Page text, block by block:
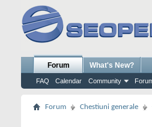
Forum
FAQ Calendar Community
What's New?
Forum Chestiuni generale